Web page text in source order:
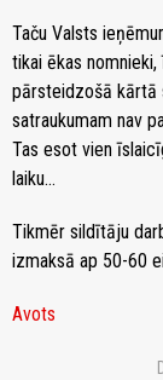
Taču Valsts
tikai ēkas
pārsteidzošā kārtā
satraukumam nav
Tas esot vien
laiku…
Tikmēr sildītāju
izmaksā ap 50-60
Avots